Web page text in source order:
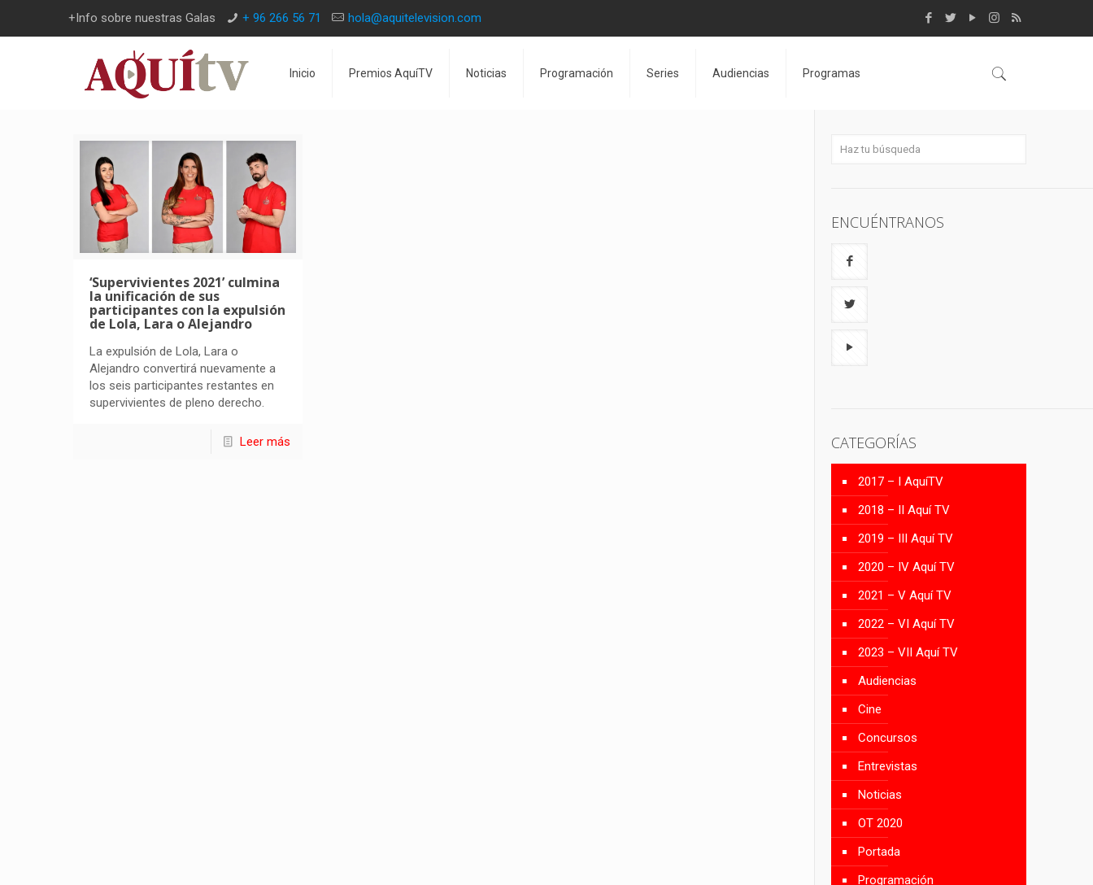
+Info sobre nuestras Galas + 96 266 56 71 hola@aquitelevision.com
Inicio Premios AquíTV Noticias Programación Series Audiencias Programas
‘Supervivientes 2021’ culmina
la unificación de sus
participantes con la expulsión
de Lola, Lara o Alejandro
La expulsión de Lola, Lara o
Alejandro convertirá nuevamente a
los seis participantes restantes en
supervivientes de pleno derecho.
Leer más
ENCUÉNTRANOS
CATEGORÍAS
2017 – I AquíTV
2018 – II Aquí TV
2019 – III Aquí TV
2020 – IV Aquí TV
2021 – V Aquí TV
2022 – VI Aquí TV
2023 – VII Aquí TV
Audiencias
Cine
Concursos
Entrevistas
Noticias
OT 2020
Portada
Programación